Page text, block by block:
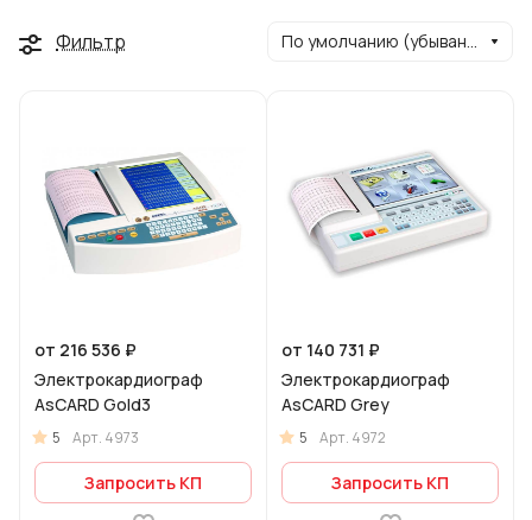
Фильтр По умолчанию (убывание)
от 216 536 ₽
Электрокардиограф
AsCARD Gold3
5 Арт. 4973
Запросить КП
от 140 731 ₽
Электрокардиограф
AsCARD Grey
5 Арт. 4972
Запросить КП